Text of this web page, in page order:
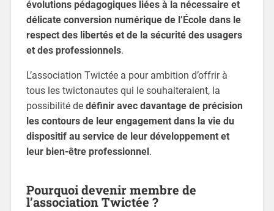
évolutions pédagogiques liées à la nécessaire et
délicate conversion numérique de l’École dans le
respect des libertés et de la sécurité des usagers
et des professionnels.
L’association Twictée a pour ambition d’offrir à
tous les twictonautes qui le souhaiteraient, la
possibilité de définir avec davantage de précision
les contours de leur engagement dans la vie du
dispositif au service de leur développement et
leur bien-être professionnel.
Pourquoi devenir membre de
l’association Twictée ?